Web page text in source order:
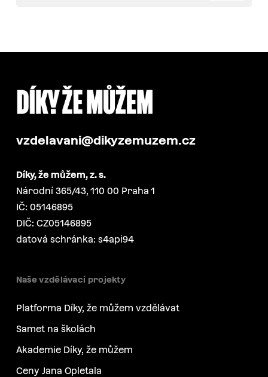
vzdelavani@dikyzemuzem.cz
Díky, že můžem, z. s.
Národní 365/43, 110 00 Praha 1
IČ: 05146895
DIČ: CZ05146895
datová schránka: s4api94
Naše vzdělávací projekty
Platforma Díky, že můžem vzdělávat
Samet na školách
Akademie Díky, že můžem
Ceny Jana Opletala